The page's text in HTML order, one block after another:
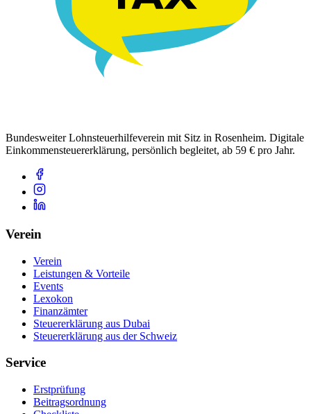
Bundesweiter Lohnsteuerhilfeverein mit Sitz in Rosenheim. Digitale
Einkommensteuererklärung, persönlich begleitet, ab 59 € pro Jahr.
Verein
Verein
Leistungen & Vorteile
Events
Lexokon
Finanzämter
Steuererklärung aus Dubai
Steuererklärung aus der Schweiz
Service
Erstprüfung
Beitragsordnung